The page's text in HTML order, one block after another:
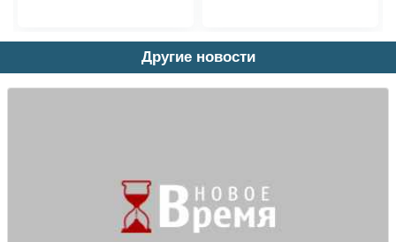
Другие новости